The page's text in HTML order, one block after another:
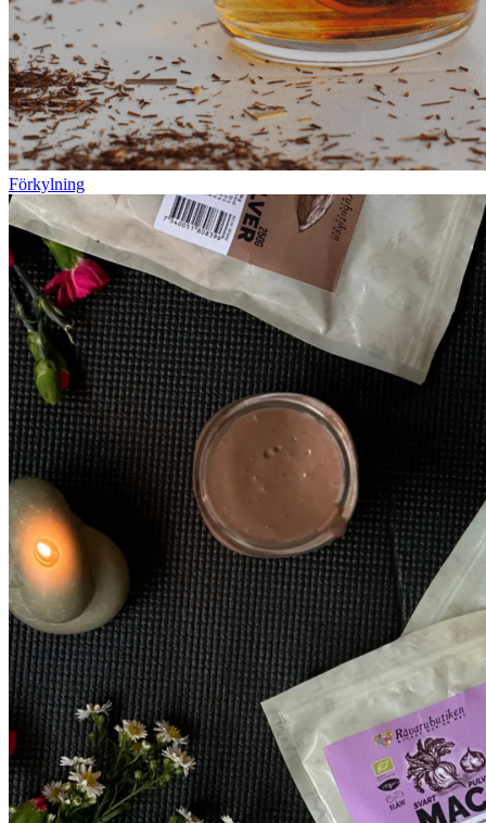
Förkylning